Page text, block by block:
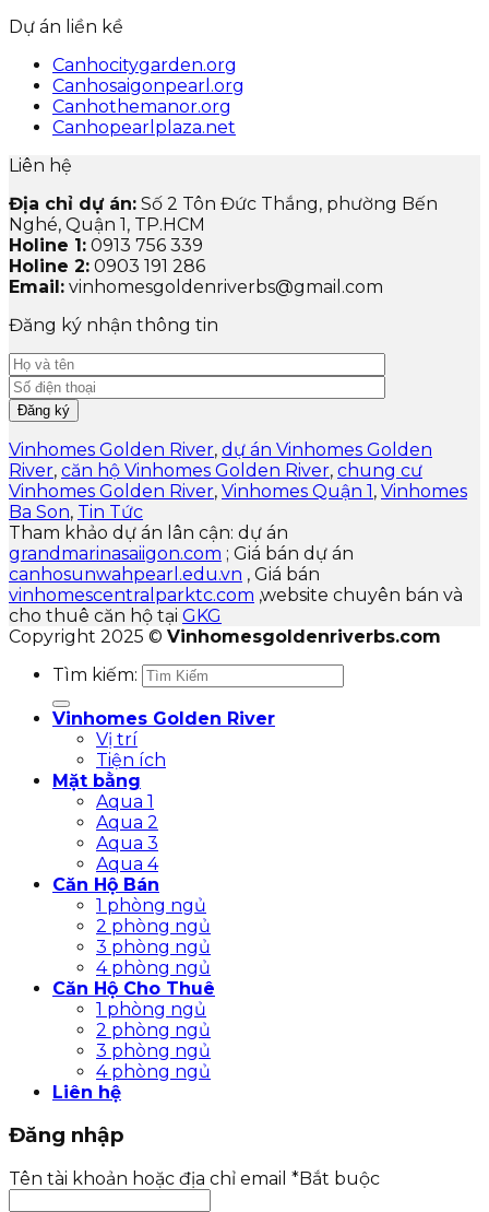
Dự án liền kề
Canhocitygarden.org
Canhosaigonpearl.org
Canhothemanor.org
Canhopearlplaza.net
Liên hệ
Địa chỉ dự án: Số 2 Tôn Đức Thắng, phường Bến
Nghé, Quận 1, TP.HCM
Holine 1: 0913 756 339
Holine 2: 0903 191 286
Email: vinhomesgoldenriverbs@gmail.com
Đăng ký nhận thông tin
Vinhomes Golden River, dự án Vinhomes Golden
River, căn hộ Vinhomes Golden River, chung cư
Vinhomes Golden River, Vinhomes Quận 1, Vinhomes
Ba Son, Tin Tức
Tham khảo dự án lân cận: dự án
grandmarinasaiigon.com ; Giá bán dự án
canhosunwahpearl.edu.vn , Giá bán
vinhomescentralparktc.com ,website chuyên bán và
cho thuê căn hộ tại GKG
Copyright 2025 © Vinhomesgoldenriverbs.com
Tìm kiếm:
Vinhomes Golden River
Vị trí
Tiện ích
Mặt bằng
Aqua 1
Aqua 2
Aqua 3
Aqua 4
Căn Hộ Bán
1 phòng ngủ
2 phòng ngủ
3 phòng ngủ
4 phòng ngủ
Căn Hộ Cho Thuê
1 phòng ngủ
2 phòng ngủ
3 phòng ngủ
4 phòng ngủ
Liên hệ
Đăng nhập
Tên tài khoản hoặc địa chỉ email *Bắt buộc